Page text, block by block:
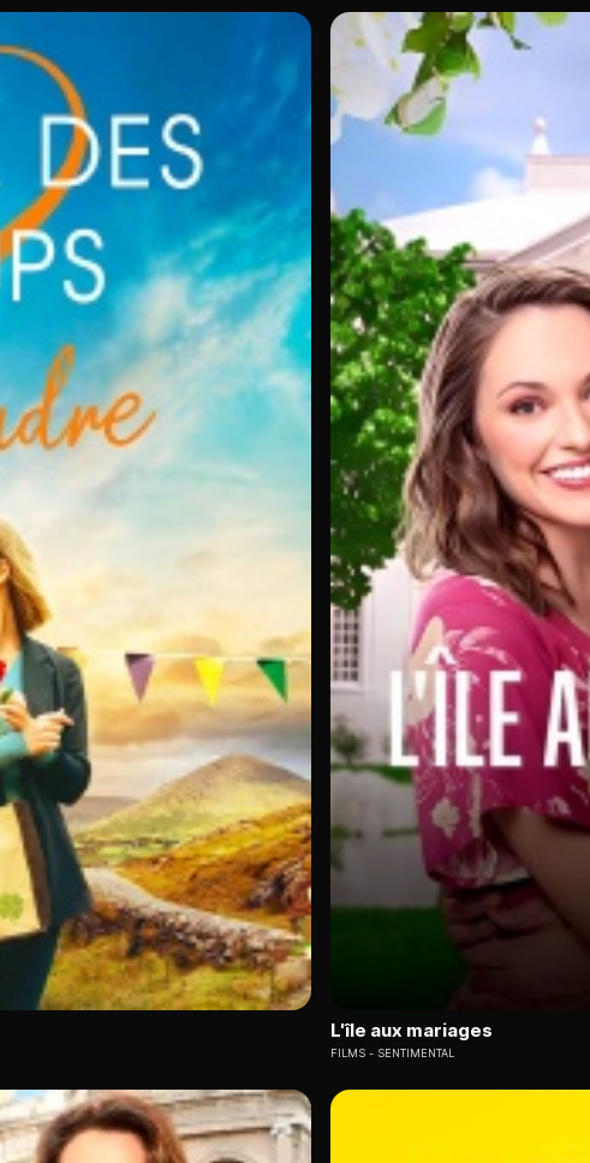
L'île aux mariages
FILMS SENTIMENTAL